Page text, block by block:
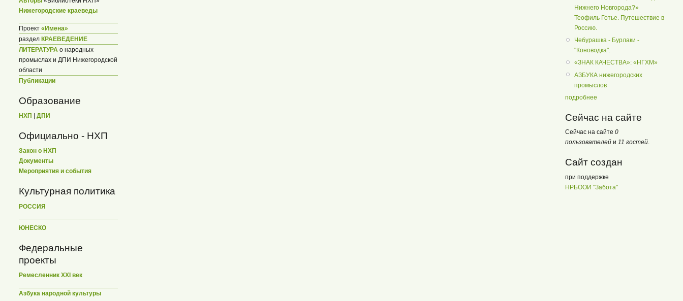
Нижегородские краеведы
Проект «Имена»
раздел КРАЕВЕДЕНИЕ
ЛИТЕРАТУРА о народных
промыслах и ДПИ Нижегородской
области
Публикации
Образование
НХП ДПИ
Официально - НХП
Закон о НХП
Документы
Мероприятия и события
Культурная политика
РОССИЯ
ЮНЕСКО
Федеральные
проекты
Ремесленник XXI век
Азбука народной культуры
Нижнего Новгорода?»
Теофиль Готье. Путешествие в
Россию.
Чебурашка - Бурлаки -
"Коноводка".
«ЗНАК КАЧЕСТВА»: «НГХМ»
АЗБУКА нижегородских
промыслов
подробнее
Сейчас на сайте
Сейчас на сайте 0
пользователей и 11 гостей
Сайт создан
при поддержке
НРБООИ "Забота"